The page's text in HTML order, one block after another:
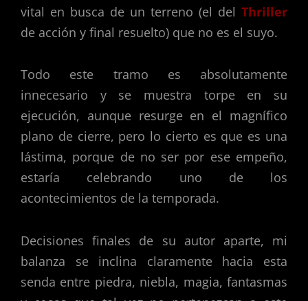
vital en busca de un terreno (el del Thriller
de acción y final resuelto) que no es el suyo.
Todo este tramo es absolutamente
innecesario y se muestra torpe en su
ejecución, aunque resurge en el magnífico
plano de cierre, pero lo cierto es que es una
lástima, porque de no ser por ese empeño,
estaría celebrando uno de los
acontecimientos de la temporada.
Decisiones finales de su autor aparte, mi
balanza se inclina claramente hacia esta
senda entre piedra, niebla, magia, fantasmas